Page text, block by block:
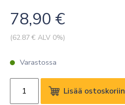
78,90 €
(62.87€ ALV 0%)
Varastossa
OSE
Lisää ostoskoriin